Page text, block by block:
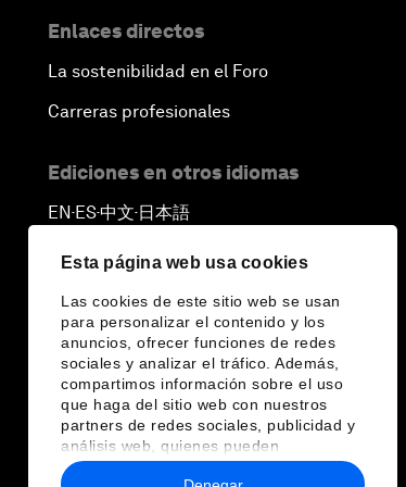
Esta página web usa cookies
Las cookies de este sitio web se usan
para personalizar el contenido y los
anuncios, ofrecer funciones de redes
sociales y analizar el tráfico. Además,
compartimos información sobre el uso
que haga del sitio web con nuestros
partners de redes sociales, publicidad y
análisis web, quienes pueden
combinarla con otra información que les
Enlaces directos
La sostenibilidad en el Foro
Carreras profesionales
Ediciones en otros idiomas
EN ▪ES▪中文▪ 日本語